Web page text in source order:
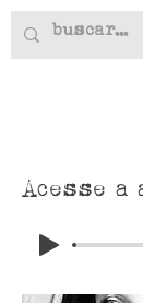
Acesse a